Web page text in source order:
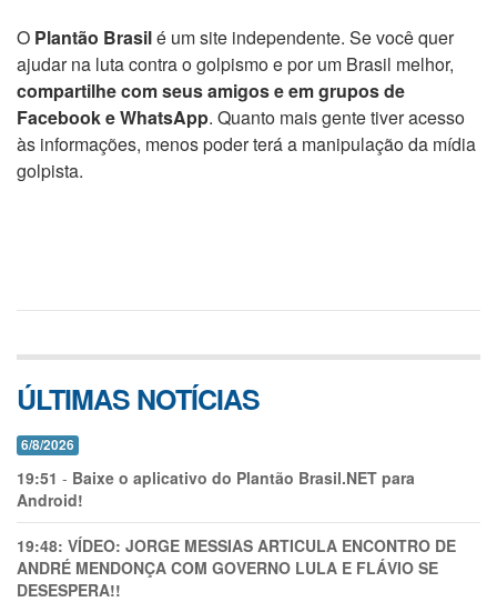
O Plantão Brasilé um site independente. Se você quer
ajudar na luta contra o golpismo e por um Brasil melhor,
compartilhe com seus amigos e em grupos de
Facebook e WhatsApp. Quanto mais gente tiver acesso
às informações, menos poder terá a manipulação da mídia
golpista.
ÚLTIMAS NOTÍCIAS
6/8/2026
19:51 - Baixe o aplicativo do Plantão Brasil.NET para
Android!
19:48: VÍDEO: JORGE MESSIAS ARTICULA ENCONTRO DE
ANDRÉ MENDONÇA COM GOVERNO LULA E FLÁVIO SE
DESESPERA!!